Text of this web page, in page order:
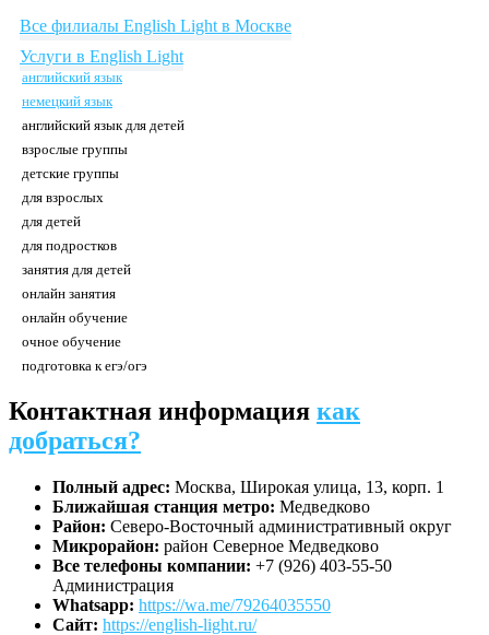
Все филиалы English Light в Москве
Услуги в English Light
английский язык
немецкий язык
английский язык для детей
взрослые группы
детские группы
для взрослых
для детей
для подростков
занятия для детей
онлайн занятия
онлайн обучение
очное обучение
подготовка к егэ/огэ
Контактная информация как
добраться?
Полный адрес: Москва, Широкая улица, 13, корп. 1
Ближайшая станция метро: Медведково
Район: Северо-Восточный административный округ
Микрорайон: район Северное Медведково
Все телефоны компании: +7 (926) 403-55-50
Администрация
Whatsapp: https://wa.me/79264035550
Сайт: https://english-light.ru/